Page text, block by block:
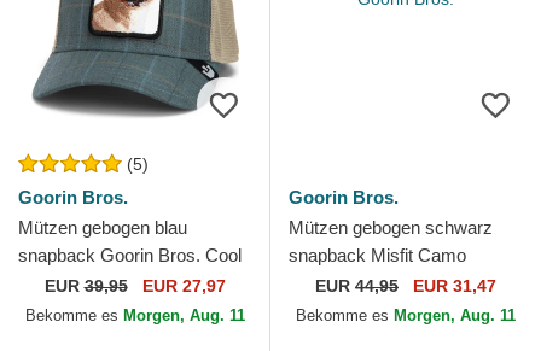
(5)
Goorin Bros.
Mützen gebogen blau
snapback Goorin Bros. Cool
Cat Luxury Moon The Farm
Blue Hat The Farm Goorin...
EUR39,95 EUR 27,97
Bekomme es Morgen, Aug. 11
Goorin Bros.
Mützen gebogen schwarz
snapback Misfit Camo
Desaturated Camo The Farm
Goorin Bros.
EUR 44,95 EUR 31,47
Bekomme es Morgen, Aug. 11